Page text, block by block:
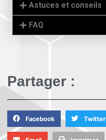
Astuces et conseils
FAQ
Partager :
Facebook Twitter